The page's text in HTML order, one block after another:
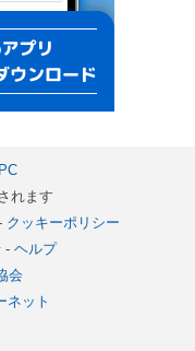
PC
れます
クッキーポリシー
- ヘルプ
会
ネット